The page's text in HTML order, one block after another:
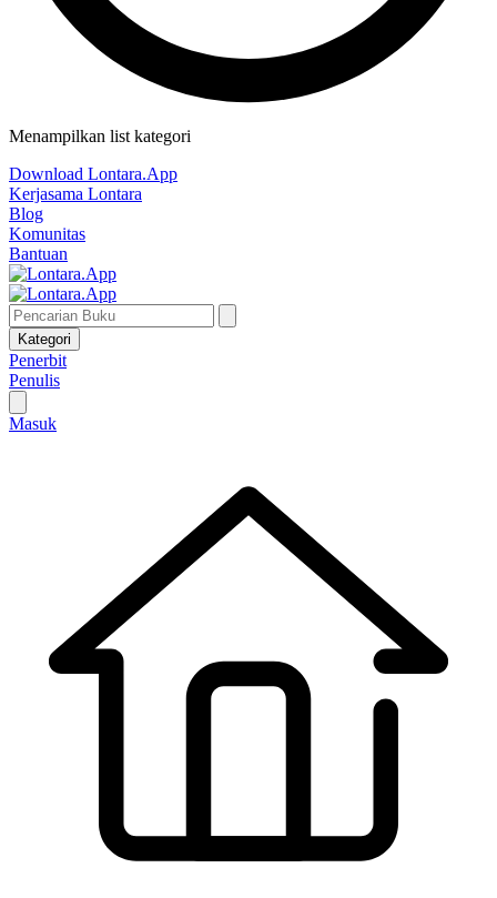
Menampilkan list kategori
Download Lontara.App
Kerjasama Lontara
Blog
Komunitas
Bantuan
Kategori
Penerbit
Penulis
Masuk